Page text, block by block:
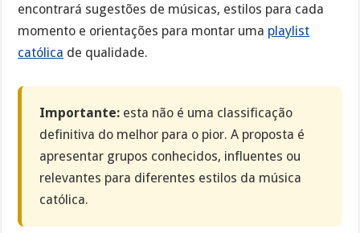
encontrará sugestões de músicas, estilos para cada
momento e orientações para montar uma playlist
católica de qualidade.
Importante: esta não é uma classificação
definitiva do melhor para o pior. A proposta é
apresentar grupos conhecidos, influentes ou
relevantes para diferentes estilos da música
católica.